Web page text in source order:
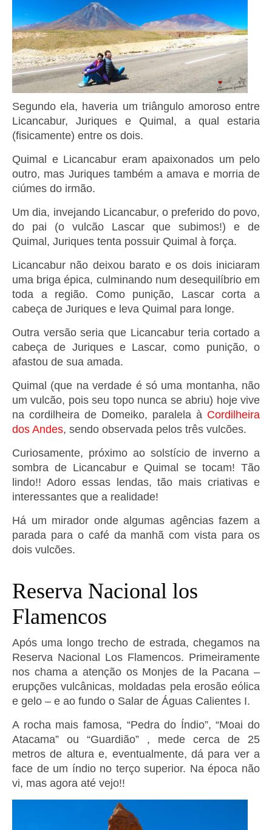
Segundo ela, haveria um triângulo amoroso entre
Licancabur, Juriques e Quimal, a qual estaria
(fisicamente) entre os dois.
Quimal e Licancabur eram apaixonados um pelo
outro, mas Juriques também a amava e morria de
ciúmes do irmão.
Um dia, invejando Licancabur, o preferido do povo,
do pai (o vulcão Lascar que subimos!) e de
Quimal, Juriques tenta possuir Quimal à força.
Licancabur não deixou barato e os dois iniciaram
uma briga épica, culminando num desequilíbrio em
toda a região. Como punição, Lascar corta a
cabeça de Juriques e leva Quimal para longe.
Outra versão seria que Licancabur teria cortado a
cabeça de Juriques e Lascar, como punição, o
afastou de sua amada.
Quimal (que na verdade é só uma montanha, não
um vulcão, pois seu topo nunca se abriu) hoje vive
na cordilheira de Domeiko, paralela à Cordilheira
dos Andes, sendo observada pelos três vulcões.
Curiosamente, próximo ao solstício de inverno a
sombra de Licancabur e Quimal se tocam! Tão
lindo!! Adoro essas lendas, tão mais criativas e
interessantes que a realidade!
Há um mirador onde algumas agências fazem a
parada para o café da manhã com vista para os
dois vulcões.
Reserva Nacional los
Flamencos
Após uma longo trecho de estrada, chegamos na
Reserva Nacional Los Flamencos. Primeiramente
nos chama a atenção os Monjes de la Pacana –
erupções vulcânicas, moldadas pela erosão eólica
e gelo – e ao fundo o Salar de Águas Calientes I.
A rocha mais famosa, “Pedra do Índio”, “Moai do
Atacama” ou “Guardião” , mede cerca de 25
metros de altura e, eventualmente, dá para ver a
face de um índio no terço superior. Na época não
vi, mas agora até vejo!!